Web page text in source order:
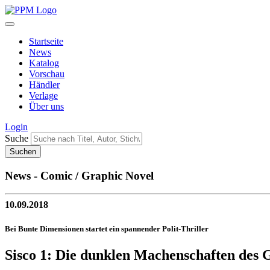
Startseite
News
Katalog
Vorschau
Händler
Verlage
Über uns
Login
Suche
News - Comic / Graphic Novel
10.09.2018
Bei Bunte Dimensionen startet ein spannender Polit-Thriller
Sisco 1: Die dunklen Machenschaften des